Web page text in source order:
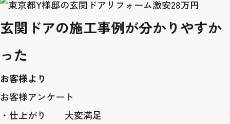
玄関ドアの施工事例が分かりやすか
った
お客様より
お客様アンケート
・仕上がり 大変満足